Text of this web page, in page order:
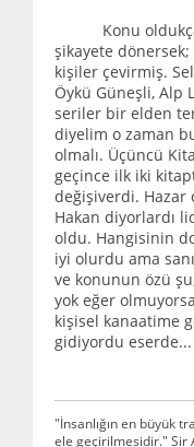
Konu oldukça
şikayete
kişiler çevirmiş.
Öykü Güneşli, Alp
seriler bir elden
diyelim o zaman
olmalı. Üçüncü
geçince ilk iki
değişiverdi. Hazar
Hakan diyorlardı
oldu. Hangisinin
iyi olurdu ama
ve konunun özü
yok eğer
kişisel kanaatime
gidiyordu eserde...
"İnsanlığın en büyük
ele geçirilmesidir." Sir